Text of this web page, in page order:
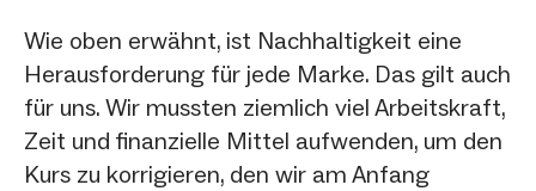
Wie oben erwähnt, ist Nachhaltigkeit eine
Herausforderung für jede Marke. Das gilt auch
für uns. Wir mussten ziemlich viel Arbeitskraft,
Zeit und finanzielle Mittel aufwenden, um den
Kurs zu korrigieren, den wir am Anfang